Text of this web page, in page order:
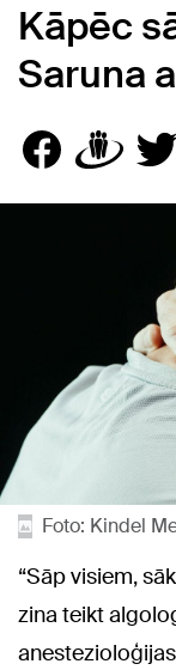
Kāpēc
Saruna
Foto: Kindel
“Sāp visiem,
zina teikt